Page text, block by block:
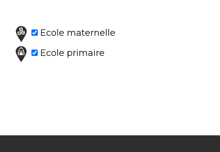
Ecole maternelle
Ecole primaire